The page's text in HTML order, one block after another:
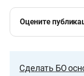
Оцените
Сделать БО